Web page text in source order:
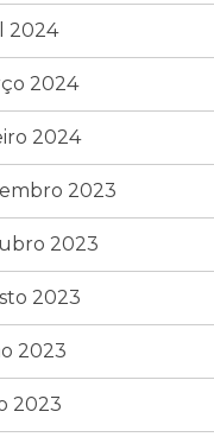
2024
2024
2024
2023
2023
2023
2023
2023